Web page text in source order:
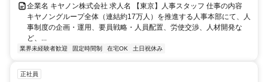
企業名 キヤノン株式会社 求人名 【東京】人事スタッフ 仕事の内容
キヤノングループ全体（連結約17万人）を推進する人事本部にて、人
事制度の企画・運用、要員戦略・人員配置、労使交渉、人材開発な
ど、...
業界未経験者歓迎 固定時間制 在宅OK 土日祝休み
正社員